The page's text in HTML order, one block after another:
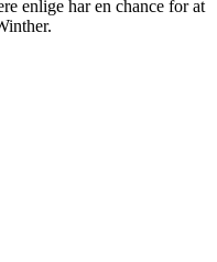
enlige har en chance for at